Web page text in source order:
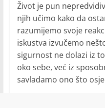
Život je pun
njih učimo kako da
razumijemo svoje
iskustva izvučemo
sigurnost ne dolazi iz
oko sebe, već iz
savladamo ono što